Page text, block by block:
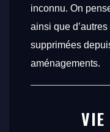
inconnu. On
ainsi que
supprimées
aménagements.
VIE